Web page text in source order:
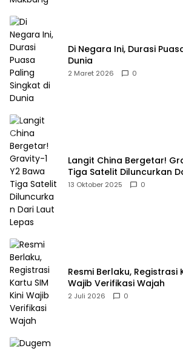
Di Negara Ini, Durasi
Dunia
2 Maret 2026 0
Langit China Bergetar!
Tiga Satelit Diluncurkan
13 Oktober 2025 0
Resmi Berlaku, Registrasi
Wajib Verifikasi Wajah
2 Juli 2026 0